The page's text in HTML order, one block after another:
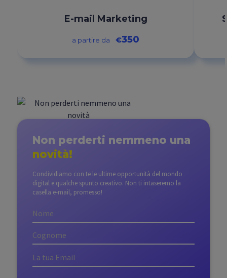
E-mail Marketing
a partire da €350
Non perderti nemmeno una
novità!
Condividiamo con te le ultime opportunità del mondo
digital e qualche spunto creativo. Non ti intaseremo la
casella e-mail, promesso!